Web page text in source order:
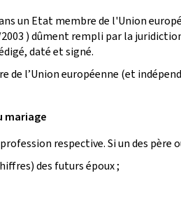
un Etat membre de l'Union
) dûment rempli par la
daté et signé.
de l’Union européenne (et
mariage
respective. Si un des père
des futurs époux ;